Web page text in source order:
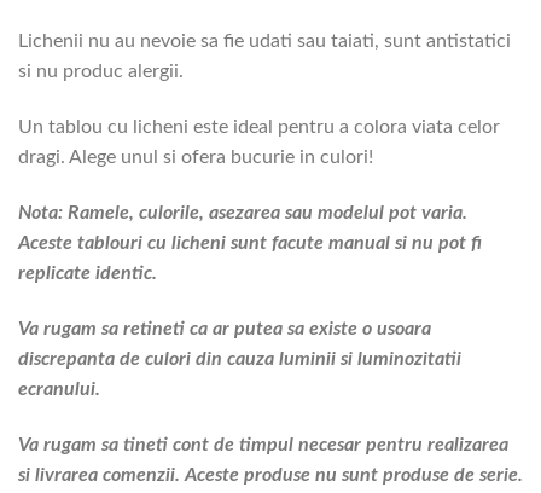
Lichenii nu au nevoie sa fie udati sau taiati, sunt antistatici
si nu produc alergii.
Un tablou cu licheni este ideal pentru a colora viata celor
dragi. Alege unul si ofera bucurie in culori!
Nota: Ramele, culorile, asezarea sau modelul pot varia.
Aceste tablouri cu licheni sunt facute manual si nu pot fi
replicate identic.
Va rugam sa retineti ca ar putea sa existe o usoara
discrepanta de culori din cauza luminii si luminozitatii
ecranului.
Va rugam sa tineti cont de timpul necesar pentru realizarea
si livrarea comenzii. Aceste produse nu sunt produse de serie.